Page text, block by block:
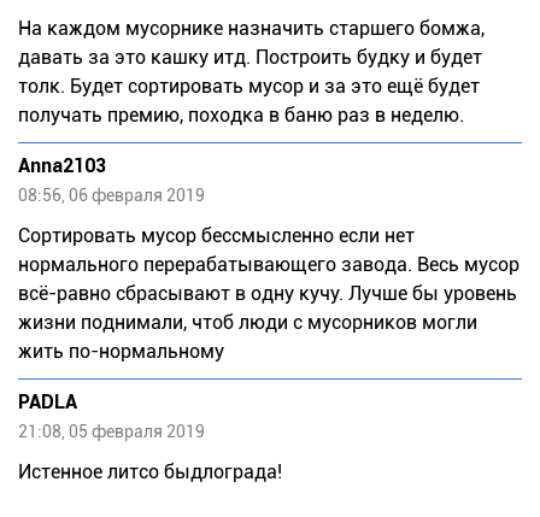
На каждом мусорнике назначить старшего бомжа,
давать за это кашку итд. Построить будку и будет
толк. Будет сортировать мусор и за это ещё будет
получать премию, походка в баню раз в неделю.
Anna2103
08:56, 06 февраля 2019
Сортировать мусор бессмысленно если нет
нормального перерабатывающего завода. Весь мусор
всё-равно сбрасывают в одну кучу. Лучше бы уровень
жизни поднимали, чтоб люди с мусорников могли
жить по-нормальному
PADLA
21:08, 05 февраля 2019
Истенное литсо быдлoгpaдa!